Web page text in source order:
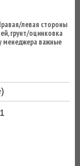
левая стороны
грунт/оцинковка
менеджера важные